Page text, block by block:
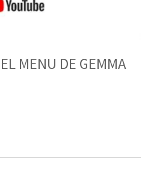
MENU DE GEMMA